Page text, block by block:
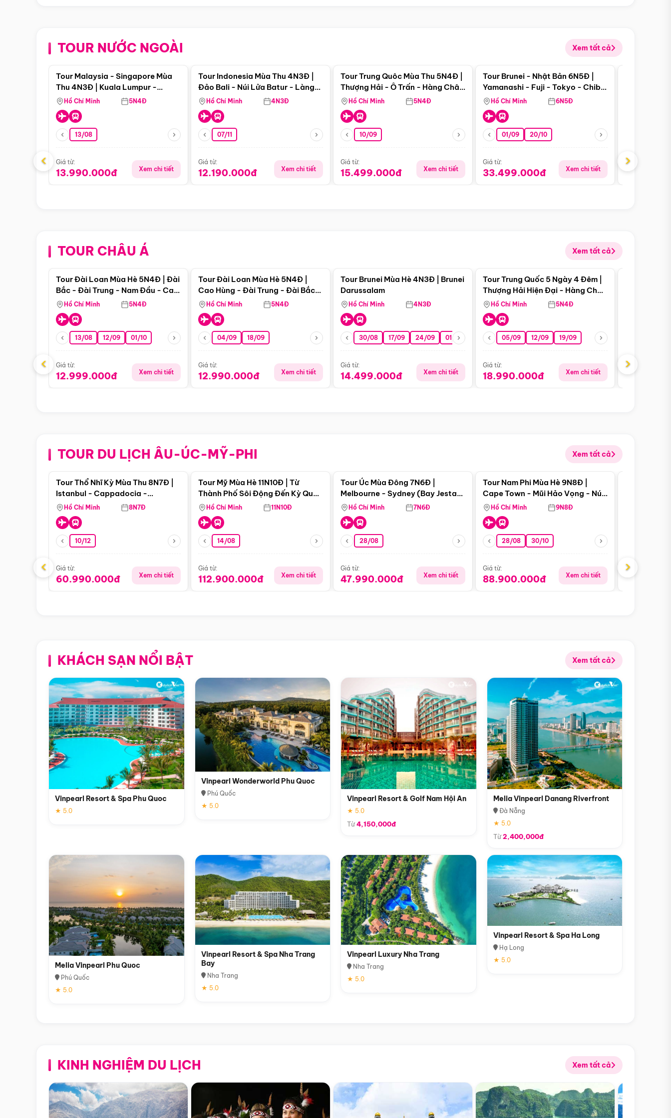
TOUR NƯỚC NGOÀI Xem tất cả
Điểm nổi bật
Tour Malaysia - Singapore Mùa
Thu 4N3Đ | Kuala Lumpur -
Malacca - Johor Baru -
Singapore
Hồ Chí Minh 5N4Đ
13/08
Giá từ:
13.990.000đ Xem chi tiết
Tour Indonesia Mùa Thu 4N3Đ |
Đảo Bali - Núi Lửa Batur - Làng
Penglipuran
Hồ Chí Minh 4N3Đ
07/11
Giá từ:
12.190.000đ Xem chi tiết
Tour Trung Quôc Mùa Thu 5N4Đ |
Thượng Hải - Ô Trấn - Hàng Châu
(Tour Không Shopping)
Hồ Chí Minh 5N4Đ
10/09
Giá từ:
15.499.000đ Xem chi tiết
Điểm nổi bật
Tour Brunei - Nhật Bản 6N5Đ |
Yamanashi - Fuji - Tokyo - Chiba
- Freeday
Hồ Chí Minh 6N5Đ
01/09 20/10
Giá từ:
33.499.000đ Xem chi tiết
Giá từ:
‹ ›
TOUR CHÂU Á Xem tất cả
Điểm nổi bật
Tour Đài Loan Mùa Hè 5N4Đ | Đài
Bắc - Đài Trung - Nam Đầu - Cao
Hùng ( Bay Vn)
Hồ Chí Minh 5N4Đ
13/08 12/09 01/10
Giá từ:
12.999.000đ Xem chi tiết
Tour Đài Loan Mùa Hè 5N4Đ |
Cao Hùng - Đài Trung - Đài Bắc
(Bay Vj)
Hồ Chí Minh 5N4Đ
04/09 18/09
Giá từ:
12.990.000đ Xem chi tiết
Tour Brunei Mùa Hè 4N3Đ | Brunei
Darussalam
Hồ Chí Minh 4N3Đ
30/08 17/09 24/09 01/10 15/10 29/10
Giá từ:
14.499.000đ Xem chi tiết
Điểm nổi bật
Tour Trung Quốc 5 Ngày 4 Đêm |
Thượng Hải Hiện Đại - Hàng Châu
Nên Thơ - Ô Trấn Cổ Kính
Hồ Chí Minh 5N4Đ
05/09 12/09 19/09
Giá từ:
18.990.000đ Xem chi tiết
Giá từ:
‹ ›
TOUR DU LỊCH ÂU-ÚC-MỸ-PHI Xem tất cả
Điểm nổi bật
Tour Thổ Nhĩ Kỳ Mùa Thu 8N7Đ |
Istanbul - Cappadocia -
Pamukkale
Hồ Chí Minh 8N7Đ
10/12
Giá từ:
60.990.000đ Xem chi tiết
Tour Mỹ Mùa Hè 11N10Đ | Từ
Thành Phố Sôi Động Đến Kỳ Quan
Thiên Nhiên Mỹ
Hồ Chí Minh 11N10Đ
14/08
Giá từ:
112.900.000đ Xem chi tiết
Tour Úc Mùa Đông 7N6Đ |
Melbourne - Sydney (Bay Jestar
Airways)
Hồ Chí Minh 7N6Đ
28/08
Giá từ:
47.990.000đ Xem chi tiết
Điểm nổi bật
Tour Nam Phi Mùa Hè 9N8Đ |
Cape Town - Mũi Hảo Vọng - Núi
Bàn - Johannesburg - Pretoria -
Safari - Lodge
Hồ Chí Minh 9N8Đ
28/08 30/10
Giá từ:
88.900.000đ Xem chi tiết
Giá từ:
‹ ›
KHÁCH SẠN NỔI BẬT Xem tất cả
Vinpearl Resort & Spa Phu Quoc
★ 5.0
Vinpearl Wonderworld Phu Quoc
Phú Quốc
★ 5.0
Vinpearl Resort & Golf Nam Hội An
★ 5.0
Từ4,150,000đ
Melia Vinpearl Danang Riverfront
Đà Nẵng
★ 5.0
Từ2,400,000đ
Melia Vinpearl Phu Quoc
Phú Quốc
★ 5.0
Vinpearl Resort & Spa Nha Trang
Bay
Nha Trang
★ 5.0
Vinpearl Luxury Nha Trang
Nha Trang
★ 5.0
Vinpearl Resort & Spa Ha Long
Hạ Long
★ 5.0
KINH NGHIỆM DU LỊCH Xem tất cả